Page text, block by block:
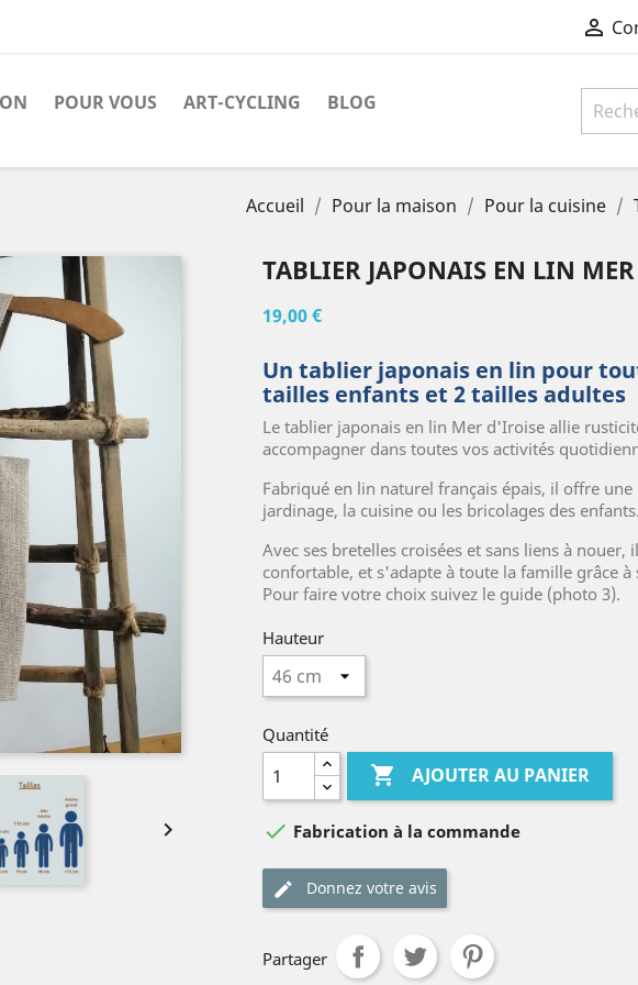

POUR VOUS ART-CYCLING BLOG
Accueil Pour la maison Pour la cuisine

TABLIER JAPONAIS EN LIN
19,00 €
Un tablier japonais en lin pour
tailles enfants et 2 tailles adultes
Le tablier japonais en lin Mer d'Iroise allie
accompagner dans toutes vos activités
Fabriqué en lin naturel français épais, il offre
jardinage, la cuisine ou les bricolages des enfants.
Avec ses bretelles croisées et sans liens à nouer,
confortable, et s'adapte à toute la famille grâce à
Pour faire votre choix suivez le guide (photo 3).
Hauteur
Quantité
 AJOUTER AU PANIER
 Fabrication à la commande
Donnez votre avis
Partager